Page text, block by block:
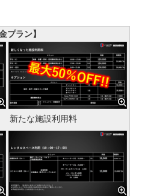
プラン】
新たな施設利用料